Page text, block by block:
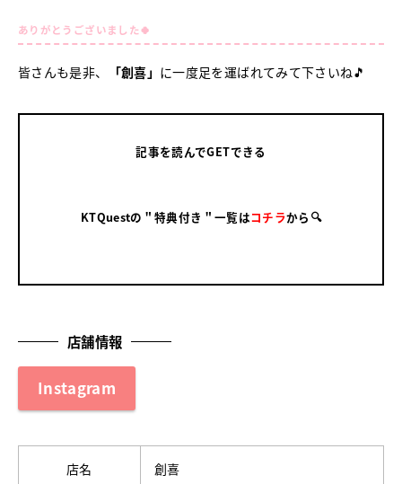
ありがとうございました🍀
皆さんも是非、 「創喜」 に一度足を運ばれてみて下さいね🎵
記事を読んでGETできる
KTQuestの＂特典付き＂一覧はコチラから🔍
店舗情報
Instagram
店名 創喜